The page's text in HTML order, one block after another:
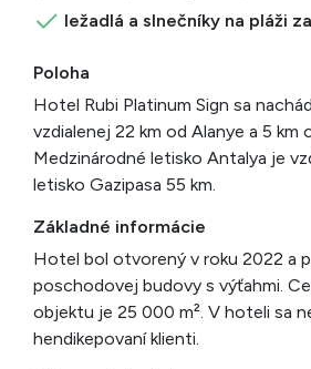
ležadlá a slnečníky na pláži
Poloha
Hotel Rubi Platinum Sign sa
vzdialenej 22 km od Alanye a 5 km
Medzinárodné letisko Antalya je
letisko Gazipasa 55 km.
Základné informácie
Hotel bol otvorený v roku 2022 a
poschodovej budovy s výťahmi.
objektu je 25 000 m². V hoteli sa
hendikepovaní klienti.